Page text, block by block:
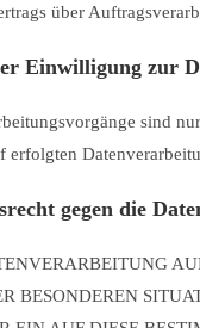
über
Einwilligung zur
sind
erfolgten
gegen die
BESONDEREN